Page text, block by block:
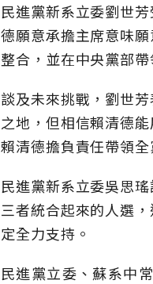
民進黨新系立委劉世
德願意承擔主席意味
整合，並在中央黨部
談及未來挑戰，劉世
之地，但相信賴清德
賴清德擔負責任帶領全
民進黨新系立委吳思
三者統合起來的人選
定全力支持。
民進黨立委、蘇系中